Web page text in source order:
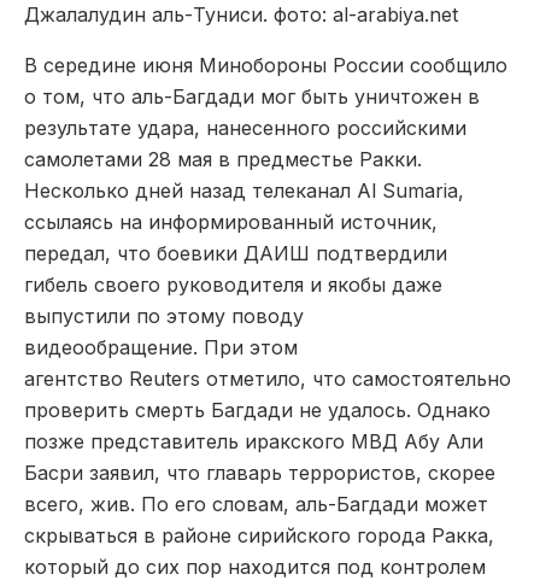
Джалалудин аль-Туниси. фото: al-arabiya.net
В середине июня Минобороны России сообщило
о том, что аль-Багдади мог быть уничтожен в
результате удара, нанесенного российскими
самолетами 28 мая в предместье Ракки.
Несколько дней назад телеканал Al Sumaria,
ссылаясь на информированный источник,
передал, что боевики ДАИШ подтвердили
гибель своего руководителя и якобы даже
выпустили по этому поводу
видеообращение. При этом
агентство Reuters отметило, что самостоятельно
проверить смерть Багдади не удалось. Однако
позже представитель иракского МВД Абу Али
Басри заявил, что главарь террористов, скорее
всего, жив. По его словам, аль-Багдади может
скрываться в районе сирийского города Ракка,
который до сих пор находится под контролем